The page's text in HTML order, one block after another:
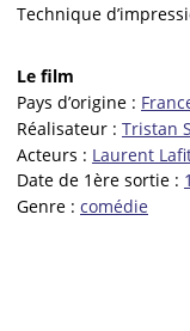
Technique
Le film
Pays d’origine :
Réalisateur : Tristan
Acteurs : Laurent
Date de 1ère sortie :
Genre : comédie